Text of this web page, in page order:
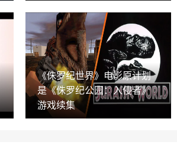
《侏罗纪世界》电影原计划
是《侏罗纪公园：入侵者》
游戏续集